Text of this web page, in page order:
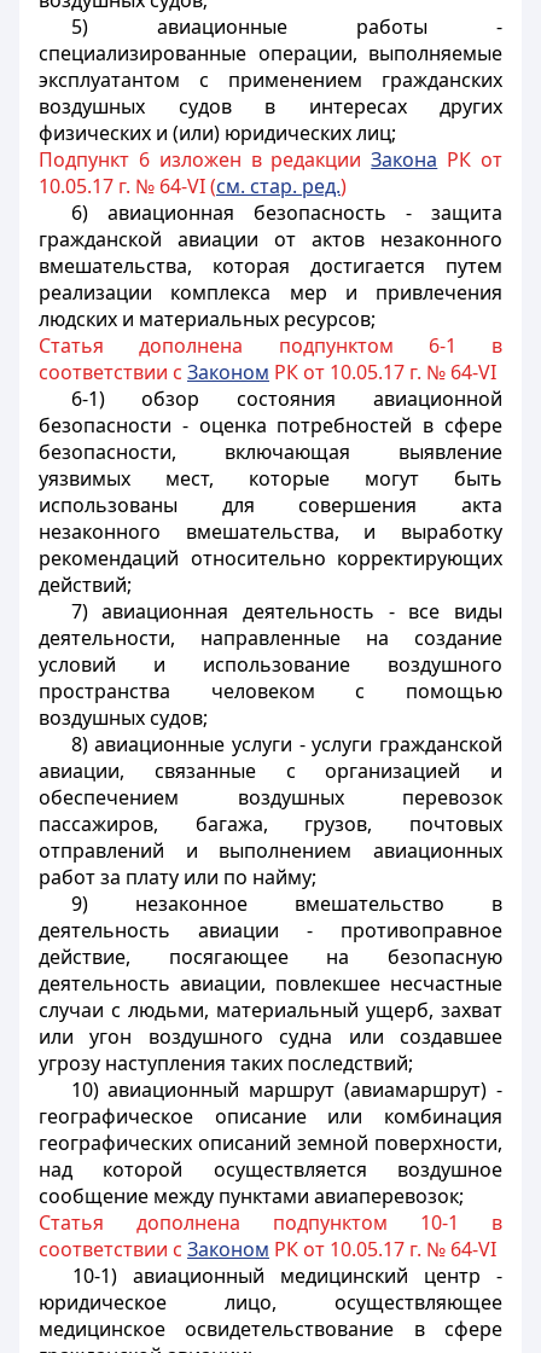
5) авиационные работы -
специализированные операции, выполняемые
эксплуатантом с применением гражданских
воздушных судов в интересах других
физических и (или) юридических лиц;
Подпункт 6 изложен в редакцииЗакона РК от
10.05.17 г. № 64-VI (см. стар. ред.)
6) авиационная безопасность - защита
гражданской авиации от актов незаконного
вмешательства, которая достигается путем
реализации комплекса мер и привлечения
людских и материальных ресурсов;
Статья дополнена подпунктом 6-1 в
соответствии с Законом РК от 10.05.17 г. № 64-VI
6-1) обзор состояния авиационной
безопасности - оценка потребностей в сфере
безопасности, включающая выявление
уязвимых мест, которые могут быть
использованы для совершения акта
незаконного вмешательства, и выработку
рекомендаций относительно корректирующих
действий;
7) авиационная деятельность - все виды
деятельности, направленные на создание
условий и использование воздушного
пространства человеком с помощью
воздушных судов;
8) авиационные услуги - услуги гражданской
авиации, связанные с организацией и
обеспечением воздушных перевозок
пассажиров, багажа, грузов, почтовых
отправлений и выполнением авиационных
работ за плату или по найму;
9) незаконное вмешательство в
деятельность авиации - противоправное
действие, посягающее на безопасную
деятельность авиации, повлекшее несчастные
случаи с людьми, материальный ущерб, захват
или угон воздушного судна или создавшее
угрозу наступления таких последствий;
10) авиационный маршрут (авиамаршрут) -
географическое описание или комбинация
географических описаний земной поверхности,
над которой осуществляется воздушное
сообщение между пунктами авиаперевозок;
Статья дополнена подпунктом 10-1 в
соответствии с Законом РК от 10.05.17 г. № 64-VI
10-1) авиационный медицинский центр -
юридическое лицо, осуществляющее
медицинское освидетельствование в сфере